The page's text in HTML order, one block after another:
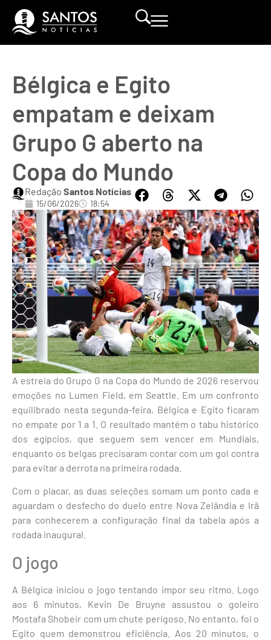
Bélgica e Egito
empatam e deixam
Grupo G aberto na
Copa do Mundo
Redação Santos Notícias
15/06/2026 18:54
A estreia do Grupo G na Copa do Mundo de 2026 reservou
emoções no Lumen Field, em Seattle. Em um confronto
equilibrado nesta segunda-feira, Bélgica e Egito ficaram
no empate por 1 a 1. O resultado mantém o tabu histórico
dos egípcios, que seguem sem vencer em Mundiais,
enquanto os belgas precisaram contar com um gol contra
para evitar a derrota na primeira rodada.
Com o placar, as duas seleções somam um ponto cada e
aguardam o desfecho do duelo entre Nova Zelândia e Irã
para conhecerem a configuração final da tabela após a
rodada inaugural.
O jogo
A Bélgica iniciou o jogo tentando impor seu ritmo. Logo
aos 6 minutos, Kevin De Bruyne assustou o goleiro
Mostafa Shobeir com um chute perigoso. No entanto, foi o
Egito quem demonstrou eficiência. Aos 20 minutos, o